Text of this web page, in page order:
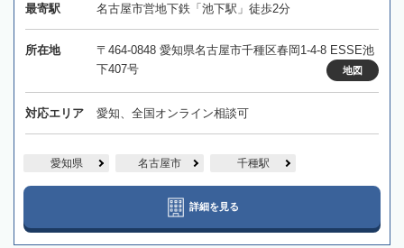
最寄駅 名古屋市営地下鉄「池下駅」徒歩2分
所在地
〒464-0848 愛知県名古屋市千種区春岡1-4-8 ESSE池
下407号
地図
対応エリア 愛知、全国オンライン相談可
愛知県 名古屋市 千種駅
詳細を見る